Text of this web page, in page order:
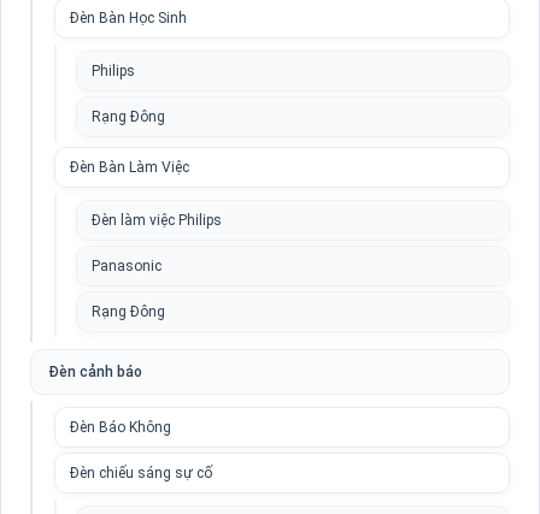
Đèn Bàn Học Sinh
Philips
Rạng Đông
Đèn Bàn Làm Việc
Đèn làm việc Philips
Panasonic
Rạng Đông
Đèn cảnh báo
Đèn Báo Không
Đèn chiếu sáng sự cố